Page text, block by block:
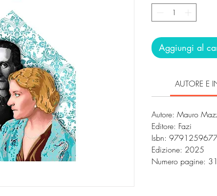
Aggiungi al
AUTORE E
Autore: Mauro
Editore: Fazi
Isbn:
Edizione: 2025
Numero pagine: